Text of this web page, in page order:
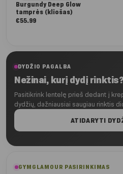
Burgundy Deep Glow
tamprės (kliošas)
€55.99
DYDŽIO PAGALBA
Nežinai, kurį dydį
Pasitikrink lentelę prieš dedant į
dydžių, dažniausiai saugiau rinktis
ATIDARYTI
GYMGLAMOUR PASIRINKIMAS